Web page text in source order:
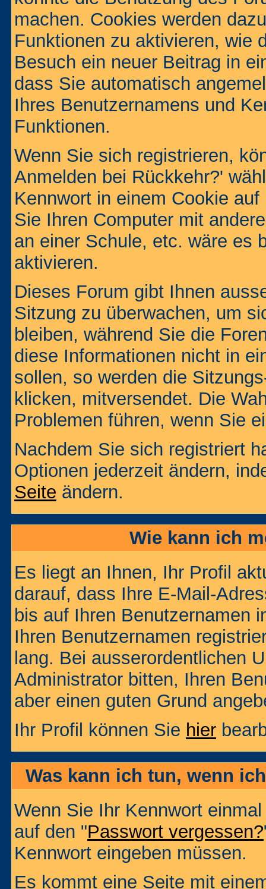
machen. Cookies werden
Funktionen zu aktivieren, wie
Besuch ein neuer Beitrag in
dass Sie automatisch
Ihres Benutzernamens und
Funktionen.
Wenn Sie sich registrieren,
Anmelden bei Rückkehr?'
Kennwort in einem Cookie
Sie Ihren Computer mit
an einer Schule, etc. wäre es
aktivieren.
Dieses Forum gibt Ihnen
Sitzung zu überwachen, um
bleiben, während Sie die
diese Informationen nicht in
sollen, so werden die
klicken, mitversendet. Die
Problemen führen, wenn Sie
Nachdem Sie sich registriert
Optionen jederzeit ändern,
Seite ändern.
Wie kann ich
Es liegt an Ihnen, Ihr Profil
darauf, dass Ihre E-Mail-
bis auf Ihren Benutzernamen
Ihren Benutzernamen
lang. Bei ausserordentlichen
Administrator bitten, Ihren
aber einen guten Grund
Ihr Profil können Sie hier
Was kann ich tun, wenn
Wenn Sie Ihr Kennwort
auf den "Passwort vergessen?
Kennwort eingeben müssen.
Es kommt eine Seite mit